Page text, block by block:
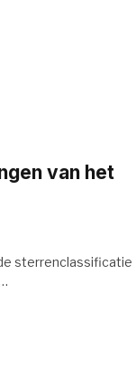
van het
sterrenclassificatie